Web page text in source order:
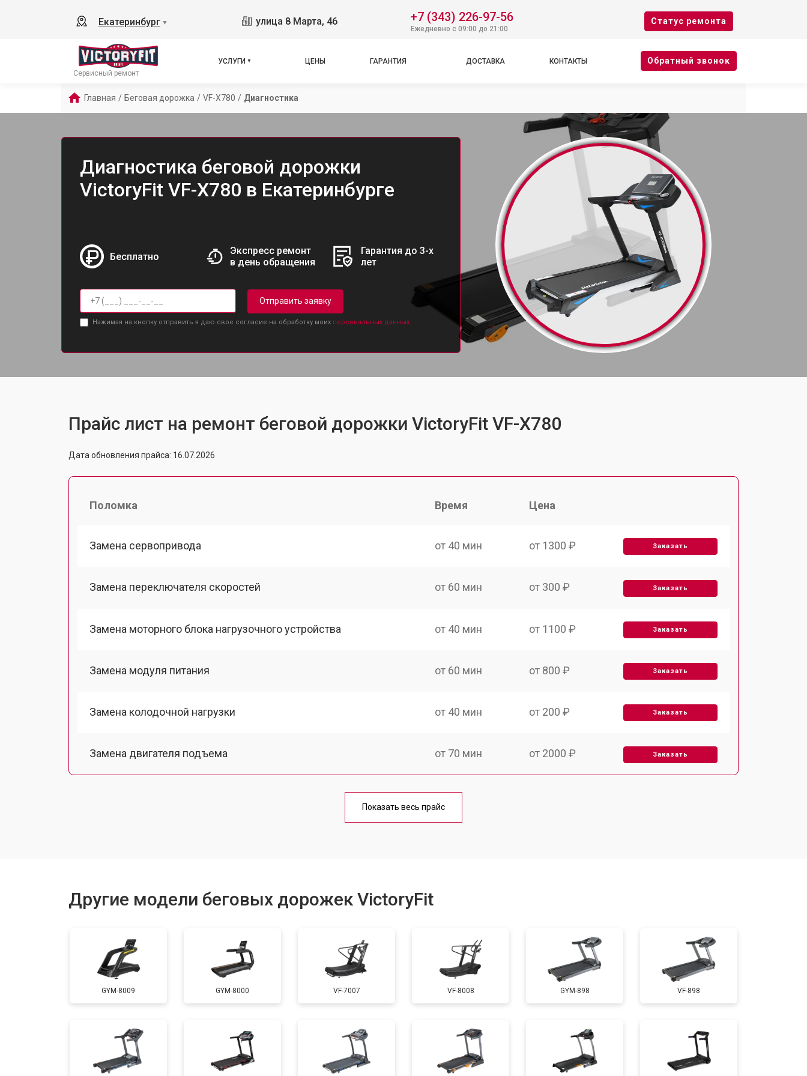
Екатеринбург ▼ улица 8 Марта, 46 +7 (343) 226-97-56
Ежедневно с 09:00 до 21:00
Cтатус ремонта
Сервисный ремонт
УСЛУГИ ЦЕНЫ ГАРАНТИЯ ДОСТАВКА КОНТАКТЫ Oбратный звонок
Главная / Беговая дорожка / VF-X780 / Диагностика
Диагностика беговой дорожки
VictoryFit VF-X780 в Екатеринбурге
Бесплатно
Экспресс ремонт
в день обращения
Гарантия до 3-х
лет
Отправить заявку
Нажимая на кнопку отправить я даю свое согласие на обработку моих персональных данных.
Прайс лист на ремонт беговой дорожки VictoryFit VF-X780
Дата обновления прайса: 16.07.2026
Поломка Время Цена
Замена сервопривода от 40 мин от 1300 ₽ Заказать
Замена переключателя скоростей от 60 мин от 300 ₽ Заказать
Замена моторного блока нагрузочного устройства от 40 мин от 1100 ₽ Заказать
Замена модуля питания от 60 мин от 800 ₽ Заказать
Замена колодочной нагрузки от 40 мин от 200 ₽ Заказать
Замена двигателя подъема от 70 мин от 2000 ₽ Заказать
от 40 мин
Замена основного двигателя от 50 мин от 1500 ₽ Заказать
Обслуживание от 60 мин от 1000 ₽ Заказать
Замена платы управления от 40 мин
Показать весь прайс
Другие модели беговых дорожек VictoryFit
GYM-8009 GYM-8000 VF-7007 VF-8008 GYM-898 VF-898